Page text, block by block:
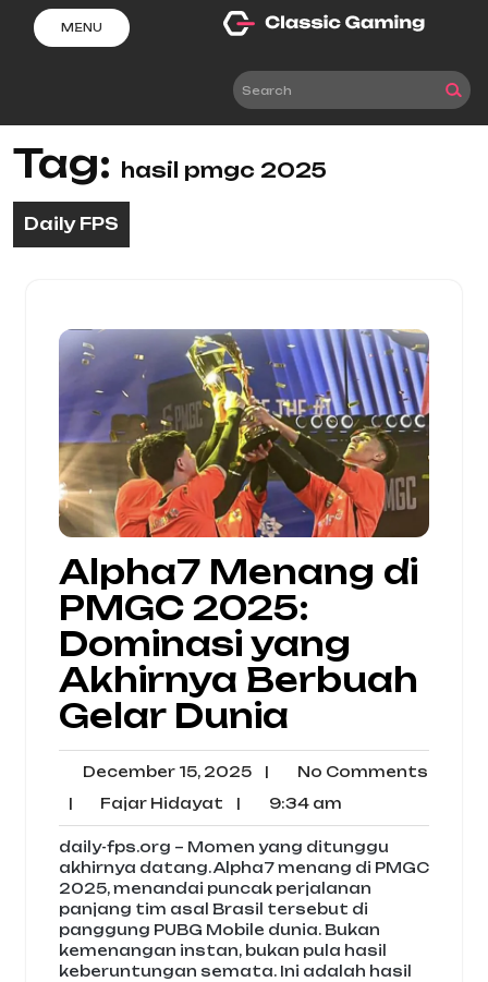
content
MENU
Tag: hasil pmgc 2025
Daily FPS
Alpha7 Menang di
PMGC 2025:
Dominasi yang
Akhirnya Berbuah
Gelar Dunia
December 15, 2025December
2025
| No CommentsNo
| Fajar Hidayat Fajar
Hidayat
| 9:34 am9:34
am
daily-fps.org – Momen yang ditunggu
akhirnya datang. Alpha7 menang di PMGC
2025, menandai puncak perjalanan
panjang tim asal Brasil tersebut di
panggung PUBG Mobile dunia. Bukan
kemenangan instan, bukan pula hasil
keberuntungan semata. Ini adalah hasil